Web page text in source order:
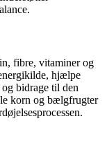
fibre, vitaminer og
hjælpe
bidrage til den
korn og bælgfrugter